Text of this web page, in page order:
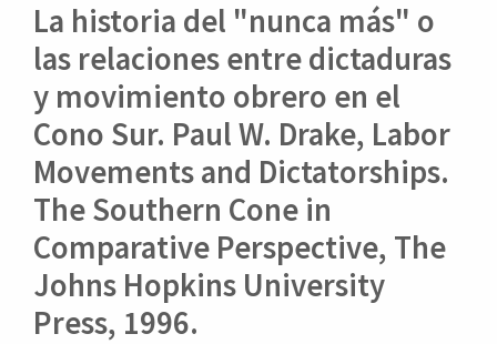
C
o
n
t
e
n
i
d
o
p
r
i
n
La historia del "nunca más" o
las relaciones entre dictaduras
y movimiento obrero en el
Cono Sur. Paul W. Drake, Labor
Movements and Dictatorships.
The Southern Cone in
Comparative Perspective, The
Johns Hopkins University
Press, 1996.